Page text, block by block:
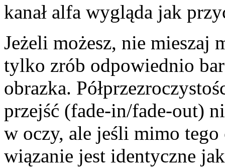
kanał alfa wygląda jak
Jeżeli możesz, nie
tylko zrób odpowiednio
obrazka.
przejść (fade-in/fade-out)
w oczy, ale jeśli mimo
wiąza­nie jest identyczne